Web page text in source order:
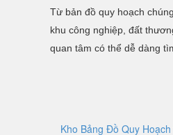
Từ bản đồ quy hoạch
khu công nghiệp, đất
quan tâm có thể dễ dàng
Kho Bảng Đồ Quy